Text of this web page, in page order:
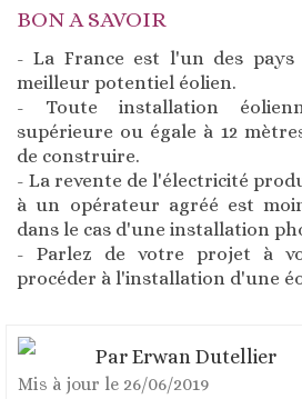
BON A SAVOIR
- La France est l'un des
meilleur potentiel éolien.
- Toute installation
supérieure ou égale à 12
de construire.
- La revente de l'électricité
à un opérateur agréé est
dans le cas d'une installation
- Parlez de votre projet à
procéder à l'installation d'une
Par Erwan Dutellier
Mis à jour le 26/06/2019